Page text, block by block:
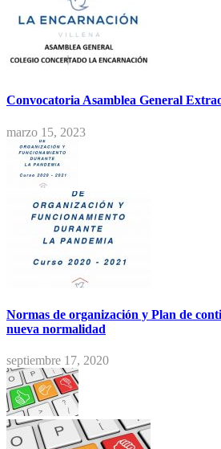
Convocatoria Asamblea General
marzo 15, 2023
Normas de organización y Plan de
nueva normalidad
septiembre 17, 2020